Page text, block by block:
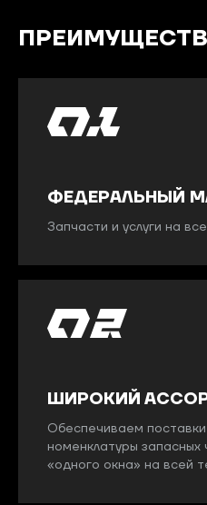
ФЕДЕРАЛЬНЫЙ
Запчасти и услуги на
ШИРОКИЙ
Обеспечиваем
номенклатуры
«одного окна» на всей